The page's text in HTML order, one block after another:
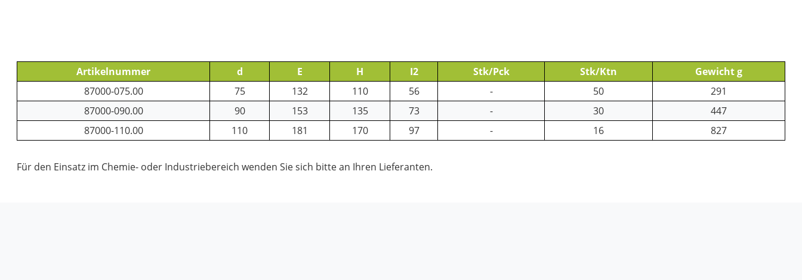
Artikelnummer d E H I2 Stk/Pck Stk/Ktn
Gewicht g
87000-075.00
75 132 110 56 - 50
291
87000-090.00
90 153 135 73 - 30
447
87000-110.00
110 181 170 97 - 16 827
Für den Einsatz im Chemie- oder Industriebereich wenden Sie sich bitte an Ihren Lieferanten.